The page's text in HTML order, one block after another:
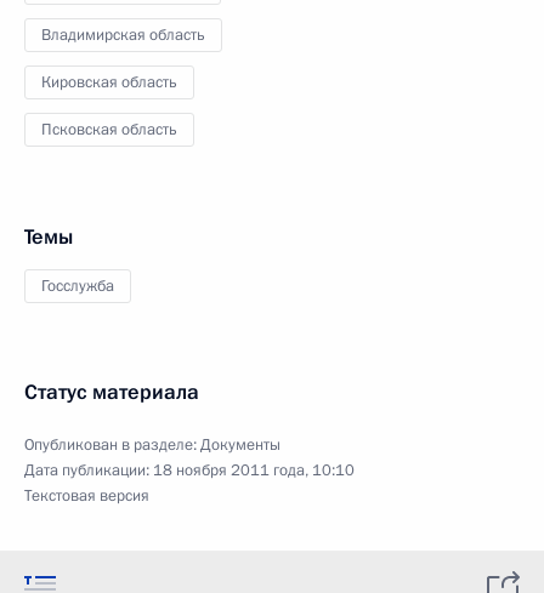
Владимирская область
Кировская область
Псковская область
Темы
Госслужба
Статус материала
Опубликован в разделе:Документы
Дата публикации: 18 ноября 2011 года, 10:10
Текстовая версия